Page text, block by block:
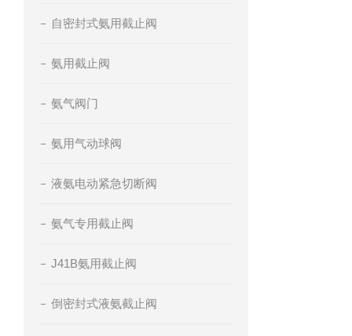
自密封式氨用截止阀
氨用截止阀
氨气阀门
氨用气动球阀
液氨电动紧急切断阀
氨气专用截止阀
J41B氨用截止阀
倒密封式液氨截止阀